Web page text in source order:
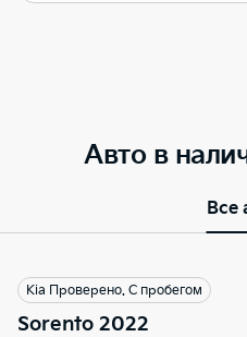
Авто в
Все
Kia Проверено. С пробегом
Sorento 2022